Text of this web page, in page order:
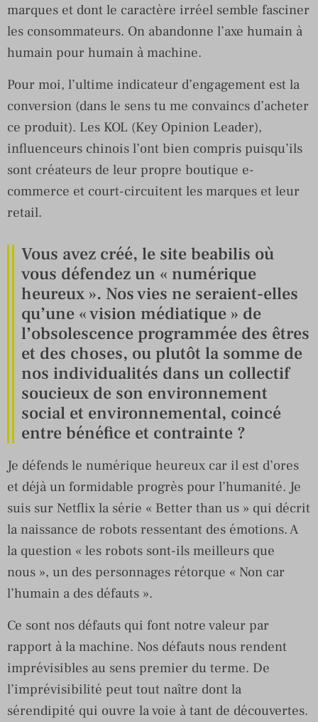
marques et dont le caractère irréel semble fasciner
les consommateurs. On abandonne l’axe humain à
humain pour humain à machine.
Pour moi, l’ultime indicateur d’engagement est la
conversion (dans le sens tu me convaincs d’acheter
ce produit). Les KOL (Key Opinion Leader),
influenceurs chinois l’ont bien compris puisqu’ils
sont créateurs de leur propre boutique e-
commerce et court-circuitent les marques et leur
retail.
Vous avez créé, le site beabilis où
vous défendez un « numérique
heureux ». Nos vies ne seraient-elles
qu’une « vision médiatique » de
l’obsolescence programmée des êtres
et des choses, ou plutôt la somme de
nos individualités dans un collectif
soucieux de son environnement
social et environnemental, coincé
entre bénéfice et contrainte ?
Je défends le numérique heureux car il est d’ores
et déjà un formidable progrès pour l’humanité. Je
suis sur Netflix la série « Better than us » qui décrit
la naissance de robots ressentant des émotions. A
la question « les robots sont-ils meilleurs que
nous », un des personnages rétorque « Non car
l’humain a des défauts ».
Ce sont nos défauts qui font notre valeur par
rapport à la machine. Nos défauts nous rendent
imprévisibles au sens premier du terme. De
l’imprévisibilité peut tout naître dont la
sérendipité qui ouvre la voie à tant de découvertes.